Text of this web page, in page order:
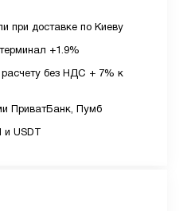
в додатку.
прихованих комісій
та умови компанії
при доставке по Киеву
+1.9%
без НДС + 7% к
ПриватБанк, Пумб
USDT